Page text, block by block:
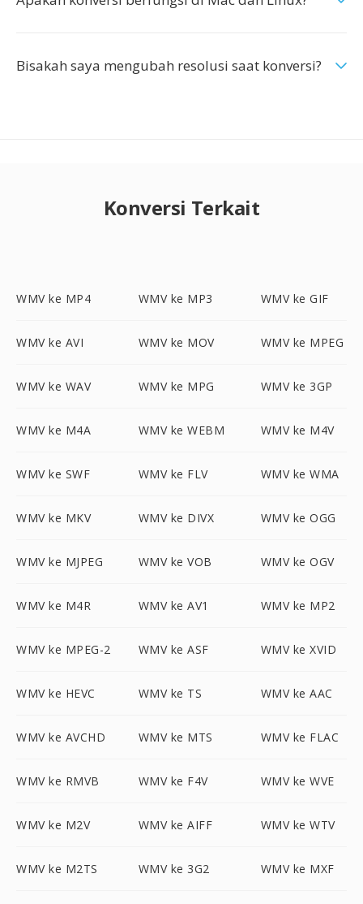
Bisakah saya mengubah resolusi saat konversi?
Konversi Terkait
WMV ke MP4 WMV ke MP3 WMV ke GIF
WMV ke AVI WMV ke MOV WMV ke MPEG
WMV ke WAV WMV ke MPG WMV ke 3GP
WMV ke M4A WMV ke WEBM WMV ke M4V
WMV ke SWF WMV ke FLV WMV ke WMA
WMV ke MKV WMV ke DIVX WMV ke OGG
WMV ke MJPEG WMV ke VOB WMV ke OGV
WMV ke M4R WMV ke AV1 WMV ke MP2
WMV ke MPEG-2 WMV ke ASF WMV ke XVID
WMV ke HEVC WMV ke TS WMV ke AAC
WMV ke AVCHD WMV ke MTS WMV ke FLAC
WMV ke RMVB WMV ke F4V WMV ke WVE
WMV ke M2V WMV ke AIFF WMV ke WTV
WMV ke M2TS WMV ke 3G2 WMV ke MXF